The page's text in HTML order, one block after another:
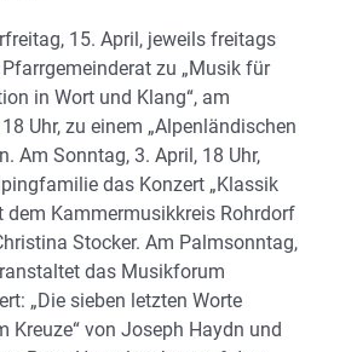
15. April, jeweils freitags
zu „Musik für
in Wort und Klang“, am
Uhr, zu einem „Alpenländischen
Am Sonntag, 3. April, 18 Uhr,
das Konzert „Klassik
dem Kammermusikkreis Rohrdorf
Stocker. Am Palmsonntag,
das Musikforum
„Die sieben letzten Worte
Kreuze“ von Joseph Haydn und